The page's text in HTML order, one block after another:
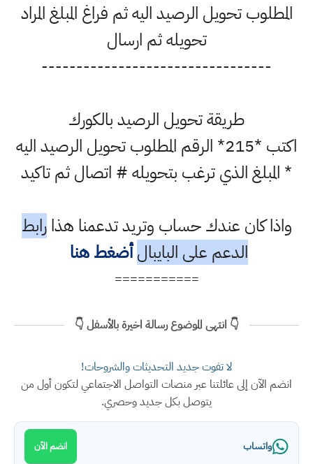
المطلوب تحويل الرصيد اليه ثم فراغ المبلغ المراد
تحويله ثم ارسال
---------------------------------
طريقة تحويل الرصيد بالكورك
اكتب *215* الرقم المطلوب تحويل الرصيد اليه
* المبلغ الذي ترغب بتحويله # اتصال ثم تاكيد
واذا كان عندك حساب وتريد تدعمنا هذارابط
الدعم على البايبال أضغط هنا
===========
👇 انتهى الموضوع رسالة اخيرة بالأسفل 👇
لا تفوت جديد التحديثات والشروحات!
انضم الآن إلى عائلتنا عبر منصات التواصل الاجتماعي لتكون أول من
يتوصل بكل جديد وحصري.
واتساب انضم الآن